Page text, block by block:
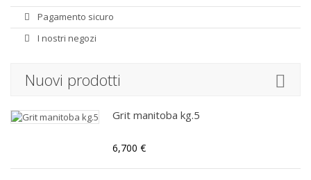
Pagamento sicuro
I nostri negozi
Nuovi prodotti
Grit manitoba kg.5
6,700 €